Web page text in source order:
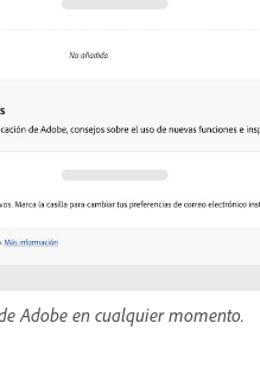
Adobe en cualquier momento.